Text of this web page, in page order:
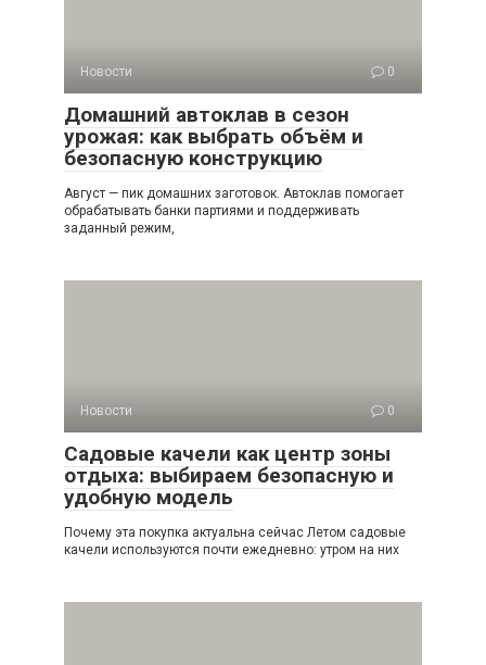
Новости 0
Домашний автоклав в сезон
урожая: как выбрать объём и
безопасную конструкцию
Август — пик домашних заготовок. Автоклав помогает
обрабатывать банки партиями и поддерживать
заданный режим,
Новости 0
Садовые качели как центр зоны
отдыха: выбираем безопасную и
удобную модель
Почему эта покупка актуальна сейчас Летом садовые
качели используются почти ежедневно: утром на них